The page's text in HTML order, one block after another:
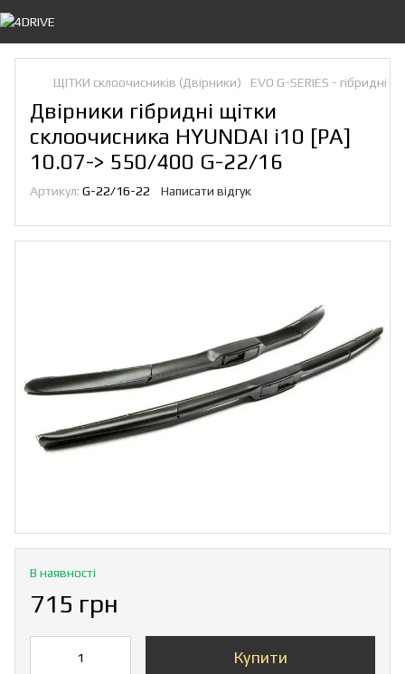
ЩІТКИ склоочисників (Двірники) EVO G-SERIES - гібридні
Двірники гібридні щітки
склоочисника HYUNDAI i10 [PA]
10.07-> 550/400 G-22/16
Артикул: G-22/16-22 Написати відгук
В наявності
715 грн
Купити